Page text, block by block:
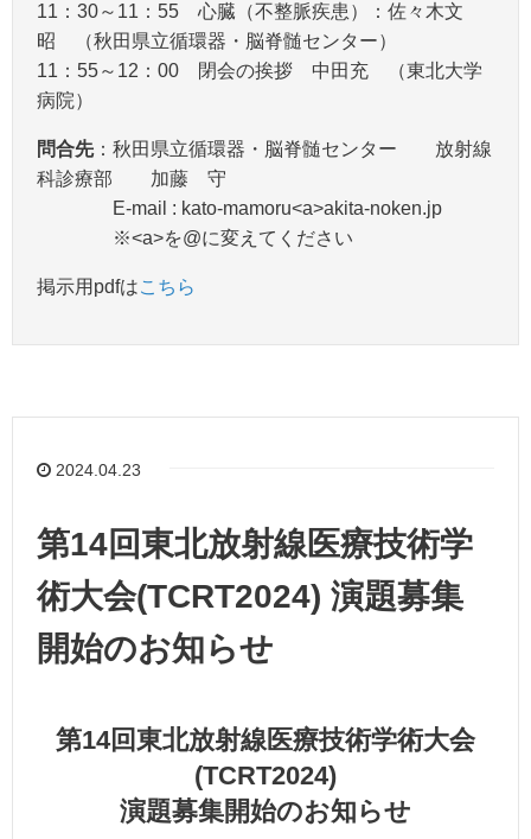
11：30～11：55 心臓（不整脈疾患）：佐々木文
昭 （秋田県立循環器・脳脊髄センター）
11：55～12：00 閉会の挨拶 中田充 （東北大学
病院）
問合先：秋田県立循環器・脳脊髄センター 放射線
科診療部 加藤 守
E-mail : kato-mamoru<a>akita-noken.jp
※<a>を@に変えてください
掲示用pdfはこちら
2024.04.23
第14回東北放射線医療技術学
術大会(TCRT2024) 演題募集
開始のお知らせ
第14回東北放射線医療技術学術大会
(TCRT2024)
演題募集開始のお知らせ